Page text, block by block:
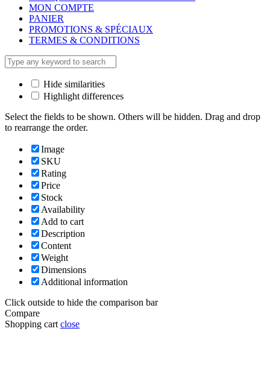
MON COMPTE
PANIER
PROMOTIONS & SPÉCIAUX
TERMES & CONDITIONS
Hide similarities
Highlight differences
Select the fields to be shown. Others will be hidden. Drag and drop
to rearrange the order.
Image
SKU
Rating
Price
Stock
Availability
Add to cart
Description
Content
Weight
Dimensions
Additional information
Click outside to hide the comparison bar
Compare
Shopping cart close